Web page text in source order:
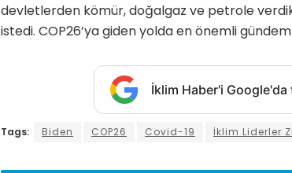
devletlerden kömür, doğalgaz ve petrole
istedi. COP26’ya giden yolda en önemli
İklim Haber'i
Tags: Biden COP26 Covid-19 İklim Liderler